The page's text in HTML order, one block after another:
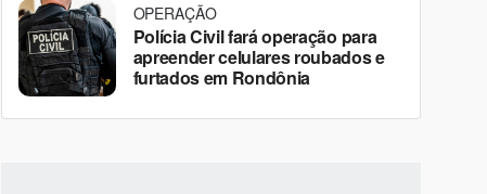
OPERAÇÃO
Polícia Civil fará operação para
apreender celulares roubados e
furtados em Rondônia